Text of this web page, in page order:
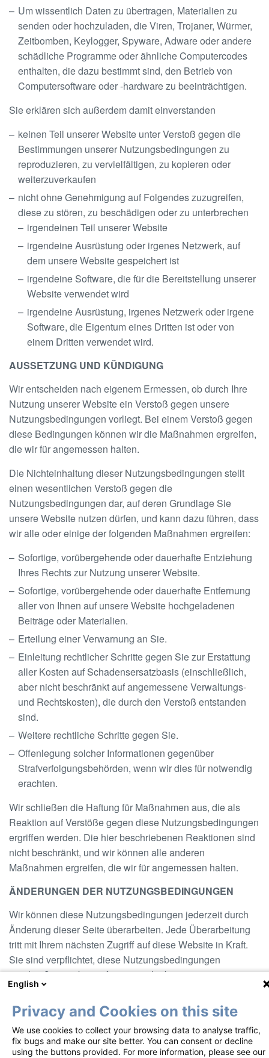
Um wissentlich Daten zu übertragen, Materialien zu
senden oder hochzuladen, die Viren, Trojaner, Würmer,
Zeitbomben, Keylogger, Spyware, Adware oder andere
schädliche Programme oder ähnliche Computercodes
enthalten, die dazu bestimmt sind, den Betrieb von
Computersoftware oder -hardware zu beeinträchtigen.
Sie erklären sich außerdem damit einverstanden
keinen Teil unserer Website unter Verstoß gegen die
Bestimmungen unserer Nutzungsbedingungen zu
reproduzieren, zu vervielfältigen, zu kopieren oder
weiterzuverkaufen
nicht ohne Genehmigung auf Folgendes zuzugreifen,
diese zu stören, zu beschädigen oder zu unterbrechen
irgendeinen Teil unserer Website
irgendeine Ausrüstung oder irgenes Netzwerk, auf
dem unsere Website gespeichert ist
irgendeine Software, die für die Bereitstellung unserer
Website verwendet wird
irgendeine Ausrüstung, irgenes Netzwerk oder irgene
Software, die Eigentum eines Dritten ist oder von
einem Dritten verwendet wird.
AUSSETZUNG UND KÜNDIGUNG
Wir entscheiden nach eigenem Ermessen, ob durch Ihre
Nutzung unserer Website ein Verstoß gegen unsere
Nutzungsbedingungen vorliegt. Bei einem Verstoß gegen
diese Bedingungen können wir die Maßnahmen ergreifen,
die wir für angemessen halten.
Die Nichteinhaltung dieser Nutzungsbedingungen stellt
einen wesentlichen Verstoß gegen die
Nutzungsbedingungen dar, auf deren Grundlage Sie
unsere Website nutzen dürfen, und kann dazu führen, dass
wir alle oder einige der folgenden Maßnahmen ergreifen:
Sofortige, vorübergehende oder dauerhafte Entziehung
Ihres Rechts zur Nutzung unserer Website.
Sofortige, vorübergehende oder dauerhafte Entfernung
aller von Ihnen auf unsere Website hochgeladenen
Beiträge oder Materialien.
Erteilung einer Verwarnung an Sie.
Einleitung rechtlicher Schritte gegen Sie zur Erstattung
aller Kosten auf Schadensersatzbasis (einschließlich,
aber nicht beschränkt auf angemessene Verwaltungs-
und Rechtskosten), die durch den Verstoß entstanden
sind.
Weitere rechtliche Schritte gegen Sie.
Offenlegung solcher Informationen gegenüber
Strafverfolgungsbehörden, wenn wir dies für notwendig
erachten.
Wir schließen die Haftung für Maßnahmen aus, die als
Reaktion auf Verstöße gegen diese Nutzungsbedingungen
ergriffen werden. Die hier beschriebenen Reaktionen sind
nicht beschränkt, und wir können alle anderen
Maßnahmen ergreifen, die wir für angemessen halten.
ÄNDERUNGEN DER NUTZUNGSBEDINGUNGEN
Wir können diese Nutzungsbedingungen jederzeit durch
Änderung dieser Seite überarbeiten. Jede Überarbeitung
tritt mit Ihrem nächsten Zugriff auf diese Website in Kraft.
Sie sind verpflichtet, diese Nutzungsbedingungen
regelmäßig zu überprüfen, um sich über etwaige
Änderungen zu informieren, da diese für Sie
rechtsverbindlich sind. Einige der hierin enthaltenen
Bestimmungen können auch durch Bestimmungen oder
Hinweise an anderer Stelle auf unserer Website ersetzt
werden.
English
Privacy and Cookies on this site
We use cookies to collect your browsing data to analyse traffic,
fix bugs and make our site better. You can consent or decline
using the buttons provided. For more information, please see our